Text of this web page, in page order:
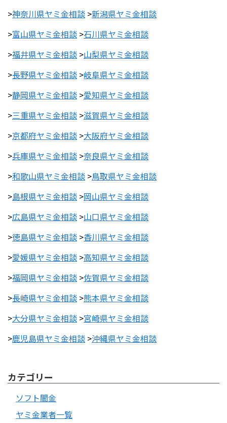
>神奈川県ヤミ金相談 >新潟県ヤミ金相談
>富山県ヤミ金相談 >石川県ヤミ金相談
>福井県ヤミ金相談 >山梨県ヤミ金相談
>長野県ヤミ金相談 >岐阜県ヤミ金相談
>静岡県ヤミ金相談 >愛知県ヤミ金相談
>三重県ヤミ金相談 >滋賀県ヤミ金相談
>京都府ヤミ金相談 >大阪府ヤミ金相談
>兵庫県ヤミ金相談 >奈良県ヤミ金相談
>和歌山県ヤミ金相談 >鳥取県ヤミ金相談
>島根県ヤミ金相談 >岡山県ヤミ金相談
>広島県ヤミ金相談 >山口県ヤミ金相談
>徳島県ヤミ金相談 >香川県ヤミ金相談
>愛媛県ヤミ金相談 >高知県ヤミ金相談
>福岡県ヤミ金相談 >佐賀県ヤミ金相談
>長崎県ヤミ金相談 >熊本県ヤミ金相談
>大分県ヤミ金相談 >宮崎県ヤミ金相談
>鹿児島県ヤミ金相談 >沖縄県ヤミ金相談
カテゴリー
ソフト闇金
ヤミ金業者一覧